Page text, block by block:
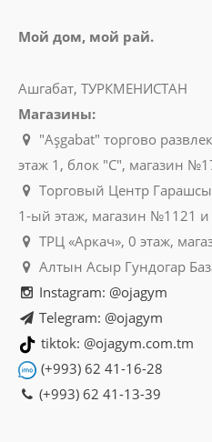
Мой дом, мой рай.
Ашгабат, ТУРКМЕНИСТАН
Магазины:
"Aşgabat" торгово
этаж 1, блок "C", магазин
Торговый Центр
1-ый этаж, магазин №1121
ТРЦ «Аркач», 0 этаж,
Алтын Асыр Гундогар
Instagram: @ojagym
Telegram: @ojagym
tiktok: @ojagym.com.tm
(+993) 62 41-16-28
(+993) 62 41-13-39